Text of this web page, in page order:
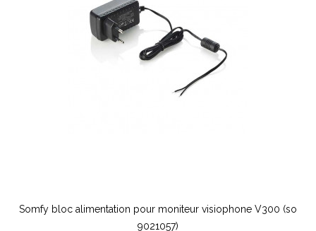
Somfy bloc alimentation pour moniteur visiophone V300 (so
9021057)